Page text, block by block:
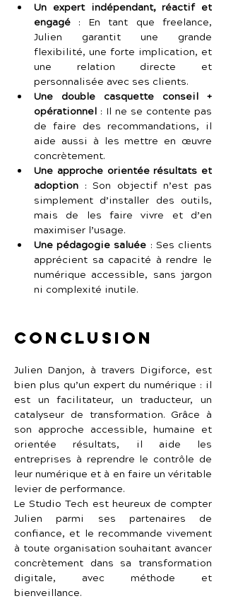
Un expert indépendant, réactif et
engagé :
En tant que freelance,
Julien garantit une grande
flexibilité, une forte implication, et
une relation directe et
personnalisée avec ses clients.
Une double casquette conseil +
opérationnel : Il ne se contente pas
de faire des recommandations, il
aide aussi à les mettre en œuvre
concrètement.
Une approche orientée résultats et
adoption : Son objectif n’est pas
simplement d’installer des outils,
mais de les faire vivre et d’en
maximiser l’usage.
Une pédagogie saluée : Ses clients
apprécient sa capacité à rendre le
numérique accessible, sans jargon
ni complexité inutile.
Conclusion
Julien Danjon, à travers Digiforce, est
bien plus qu’un expert du numérique : il
est un facilitateur, un traducteur, un
catalyseur de transformation. Grâce à
son approche accessible, humaine et
orientée résultats, il aide les
entreprises à reprendre le contrôle de
leur numérique et à en faire un véritable
levier de performance.
Le Studio Tech est heureux de compter
Julien parmi ses partenaires de
confiance, et le recommande vivement
à toute organisation souhaitant avancer
concrètement dans sa transformation
digitale, avec méthode et
bienveillance.